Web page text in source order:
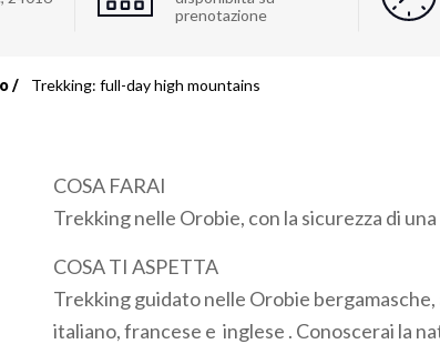
prenotazione
Trekking: full-day high mountains
COSA FARAI
Trekking nelle Orobie, con la sicurezza di
COSA TI ASPETTA
Trekking guidato nelle Orobie
italiano, francese e inglese . Conoscerai la